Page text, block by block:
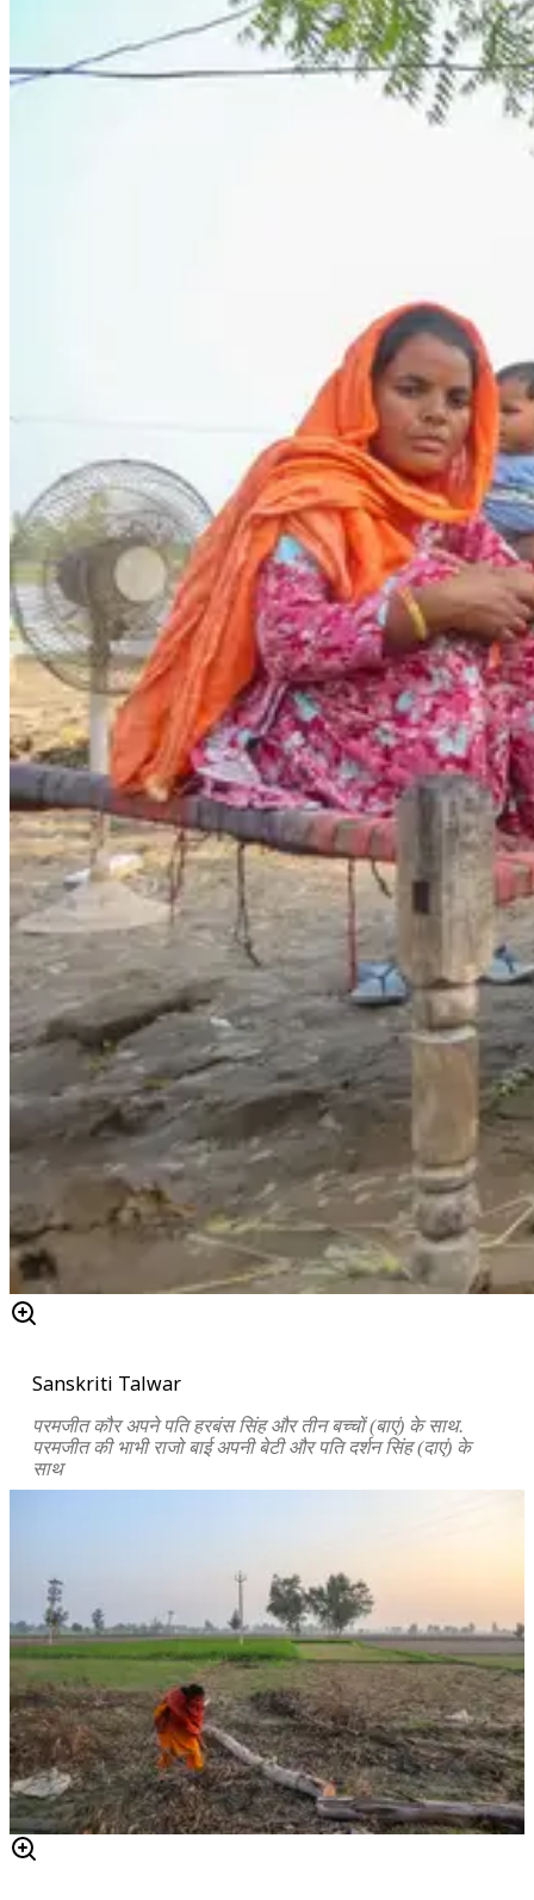
Sanskriti Talwar
परमजीत कौर अपने पति हरबंस सिंह और तीन बच्चों (बाएं) के साथ.
परमजीत की भाभी राजो बाई अपनी बेटी और पति दर्शन सिंह (दाएं) के
साथ